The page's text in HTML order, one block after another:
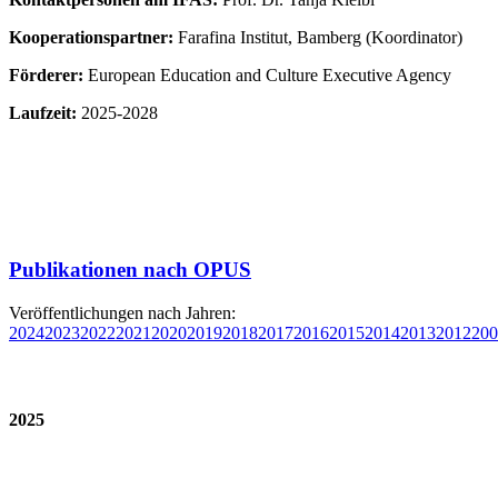
Kooperationspartner: Farafina Institut, Bamberg (Koordinator)
Förderer: European Education and Culture Executive Agency
Laufzeit: 2025-2028
Publikationen nach OPUS
Veröffentlichungen nach Jahren:
2024202320222021 202020192018201720162015201420132012
2025